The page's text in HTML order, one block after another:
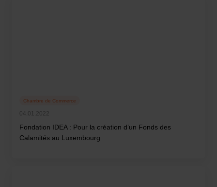
04.01.2022
Chambre de Commerce
Fondation IDEA : Pour la création d’un Fonds des
Calamités au Luxembourg